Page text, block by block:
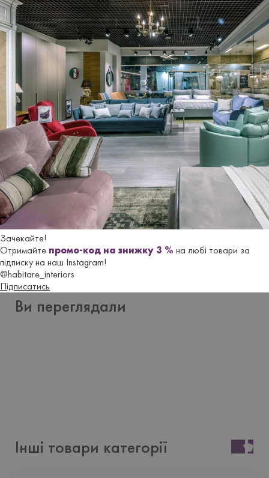
Зачекайте!
Отримайте промо-код на знижку 3 % на любі товари за
підписку на наш Instagram!
@habitare_interiors
Підписатись
Бренд FAMA SOFAS
виробник
Iспанiя
Отзывы
Еще не добавлено ни одного отзыва. Будьте первым, кто
это сделает.
Ви переглядали
Інші товари категорії